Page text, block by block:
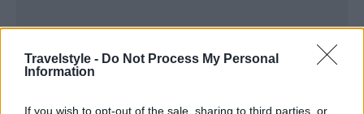
Travelstyle - Do Not Process My Personal
Information
If you wish to opt-out of the sale, sharing to third parties, or